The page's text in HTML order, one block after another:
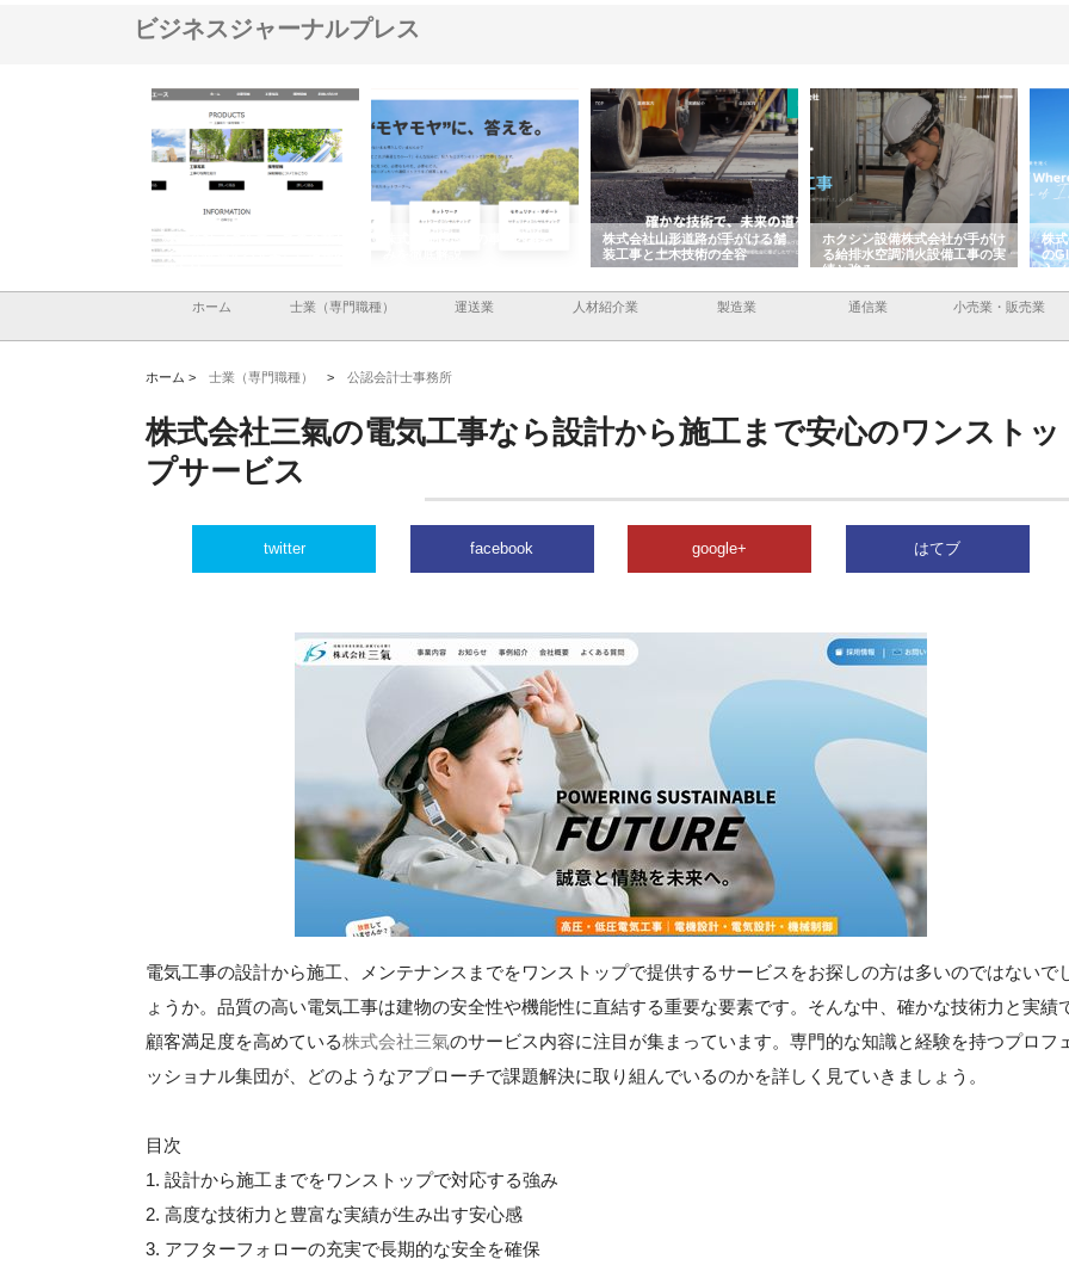
ビジネスジャーナルプレス
イトが提供する充実した情報内
株式会社ＣＳＡの事業内容と強
株式会社山形道路が手がける舗
装工事と土木技術の全容
ホクシン設備株式会社が手がけ
る給排水空調消火設備工事の実
績と強み
株
の
入
ホーム 士業（専門職種） 運送業 人材紹介業 製造業 通信業 小売業・販売業
ホーム > 士業（専門職種） > 公認会計士事務所
株式会社三氣の電気工事なら設計から施工まで安心のワンストッ
プサービス
twitter facebook google+ はてブ
電気工事の設計から施工、メンテナンスまでをワンストップで提供するサービスをお探しの方は多いのではないで
ょうか。品質の高い電気工事は建物の安全性や機能性に直結する重要な要素です。そんな中、確かな技術力と実績
顧客満足度を高めている株式会社三氣のサービス内容に注目が集まっています。専門的な知識と経験を持つプロフ
ッショナル集団が、どのようなアプローチで課題解決に取り組んでいるのかを詳しく見ていきましょう。
目次
1. 設計から施工までをワンストップで対応する強み
2. 高度な技術力と豊富な実績が生み出す安心感
3. アフターフォローの充実で長期的な安全を確保